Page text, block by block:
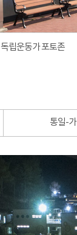
독립운동가 포토존
통일-가